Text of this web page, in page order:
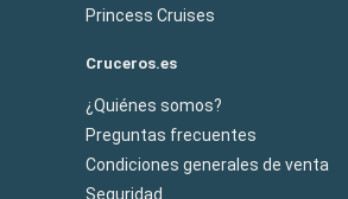
Princess Cruises
Cruceros.es
¿Quiénes somos?
Preguntas frecuentes
Condiciones generales de venta
Seguridad